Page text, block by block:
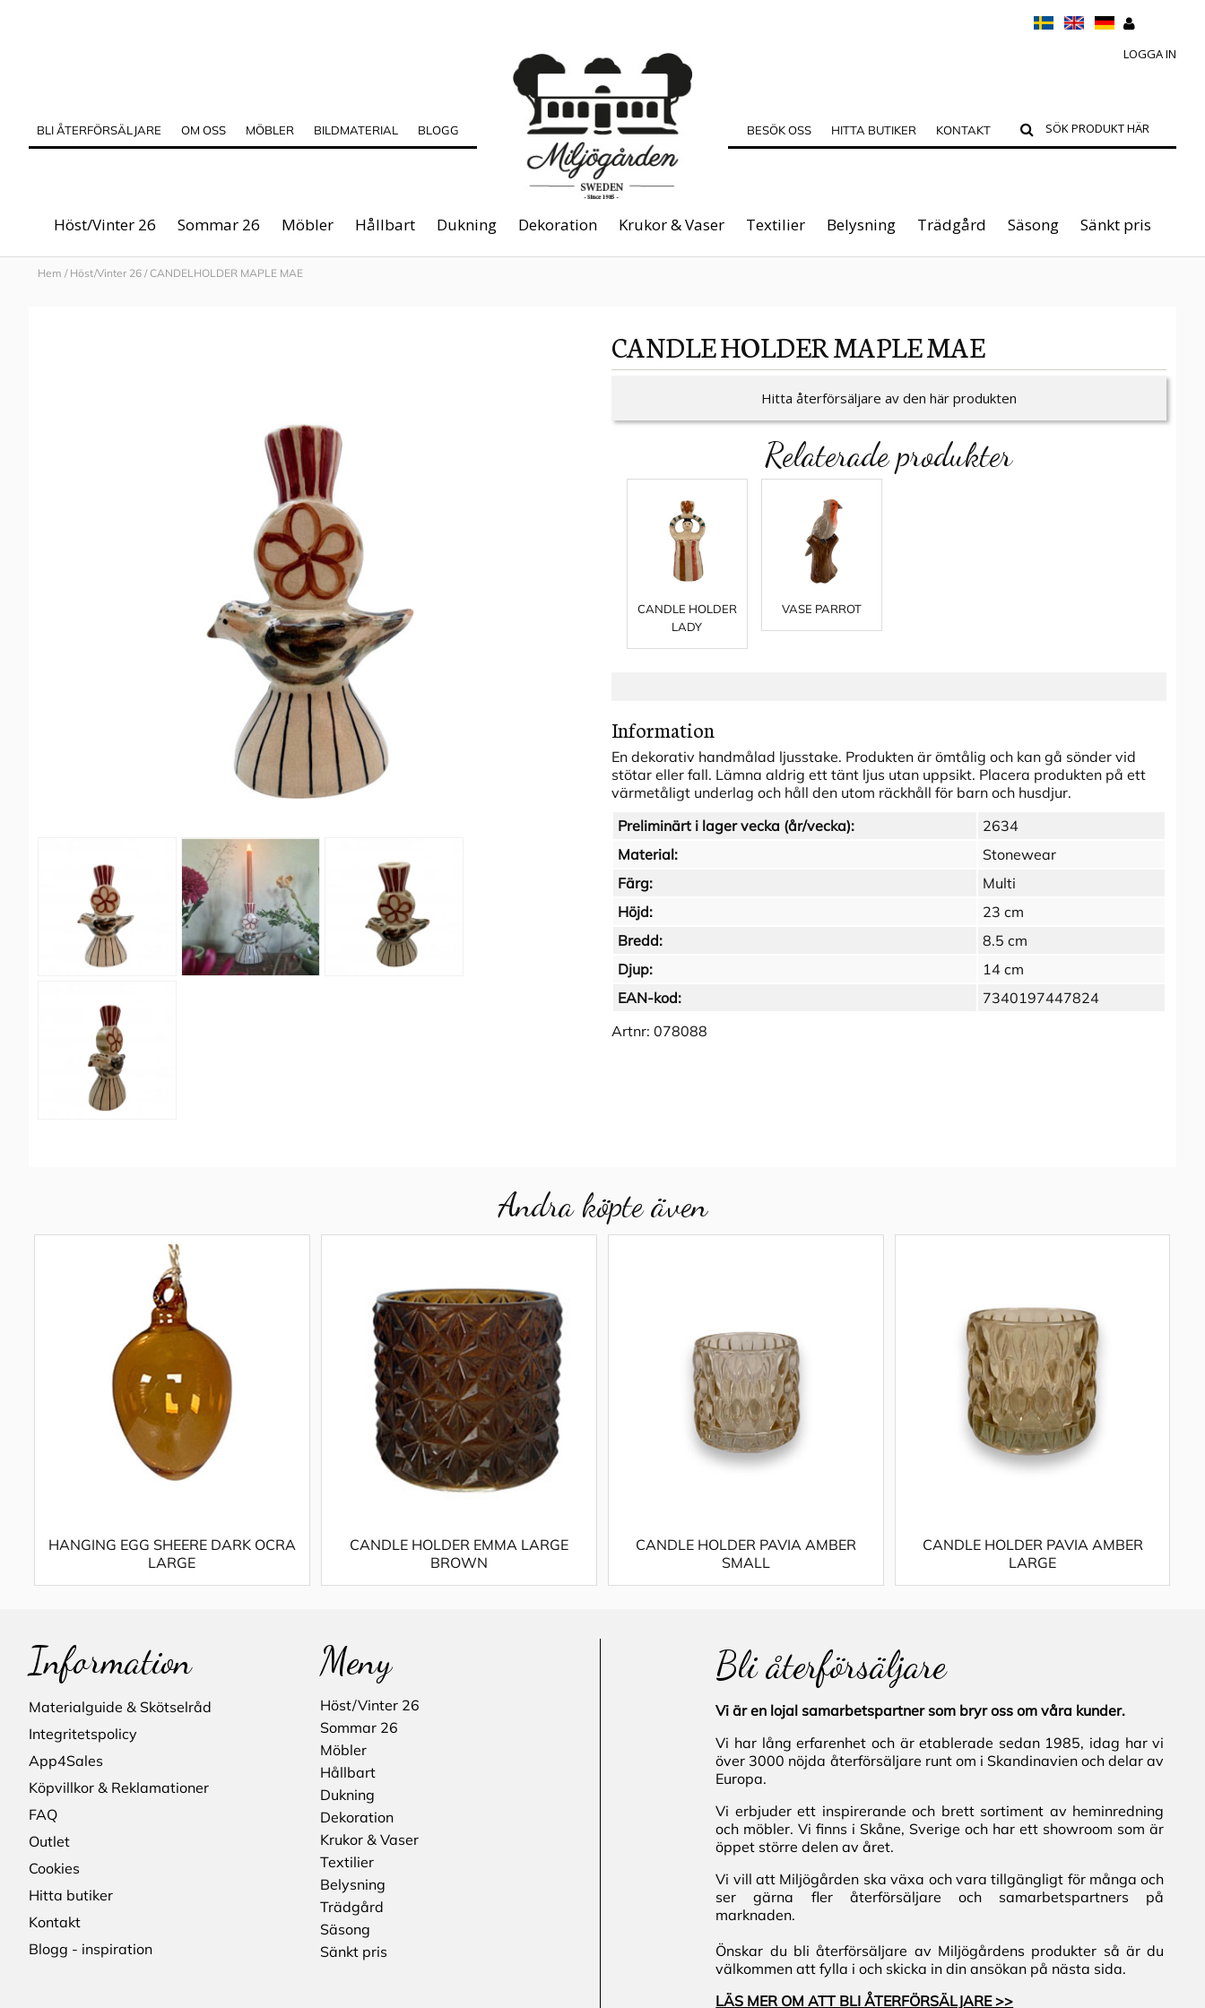
LOGGA IN
BLI ÅTERFÖRSÄLJARE OM OSS MÖBLER BILDMATERIAL BLOGG BESÖK OSS HITTA BUTIKER KONTAKT
Höst/Vinter 26 Sommar 26 Möbler Hållbart Dukning Dekoration Krukor & Vaser Textilier Belysning Trädgård Säsong Sänkt pris
Hem / Höst/Vinter 26 / CANDELHOLDER MAPLE MAE
CANDLE HOLDER MAPLE MAE
Hitta återförsäljare av den här produkten
Relaterade produkter
CANDLE HOLDER
LADY
VASE PARROT
Information
En dekorativ handmålad ljusstake. Produkten är ömtålig och kan gå sönder vid
stötar eller fall. Lämna aldrig ett tänt ljus utan uppsikt. Placera produkten på ett
värmetåligt underlag och håll den utom räckhåll för barn och husdjur.
Preliminärt i lager vecka (år/vecka):
2634
Material:
Stonewear
Färg:
Multi
Höjd:
23 cm
Bredd:
8.5 cm
Djup:
14 cm
EAN-kod:
7340197447824
Artnr: 078088
Andra köpte även
HANGING EGG SHEERE DARK OCRA
LARGE
CANDLE HOLDER EMMA LARGE
BROWN
CANDLE HOLDER PAVIA AMBER
SMALL
CANDLE HOLDER PAVIA AMBER
LARGE
Information
Materialguide & Skötselråd
Integritetspolicy
App4Sales
Köpvillkor & Reklamationer
FAQ
Outlet
Cookies
Hitta butiker
Kontakt
Blogg - inspiration
Meny
Höst/Vinter 26
Sommar 26
Möbler
Hållbart
Dukning
Dekoration
Krukor & Vaser
Textilier
Belysning
Trädgård
Säsong
Sänkt pris
Bli återförsäljare
Vi är en lojal samarbetspartner som bryr oss om våra kunder.
Vi har lång erfarenhet och är etablerade sedan 1985, idag har vi
över 3000 nöjda återförsäljare runt om i Skandinavien och delar av
Europa.
Vi erbjuder ett inspirerande och brett sortiment av heminredning
och möbler. Vi finns i Skåne, Sverige och har ett showroom som är
öppet större delen av året.
Vi vill att Miljögården ska växa och vara tillgängligt för många och
ser gärna fler återförsäljare och samarbetspartners på
marknaden.
Önskar du bli återförsäljare av Miljögårdens produkter så är du
välkommen att fylla i och skicka in din ansökan på nästa sida.
LÄS MER OM ATT BLI ÅTERFÖRSÄLJARE >>